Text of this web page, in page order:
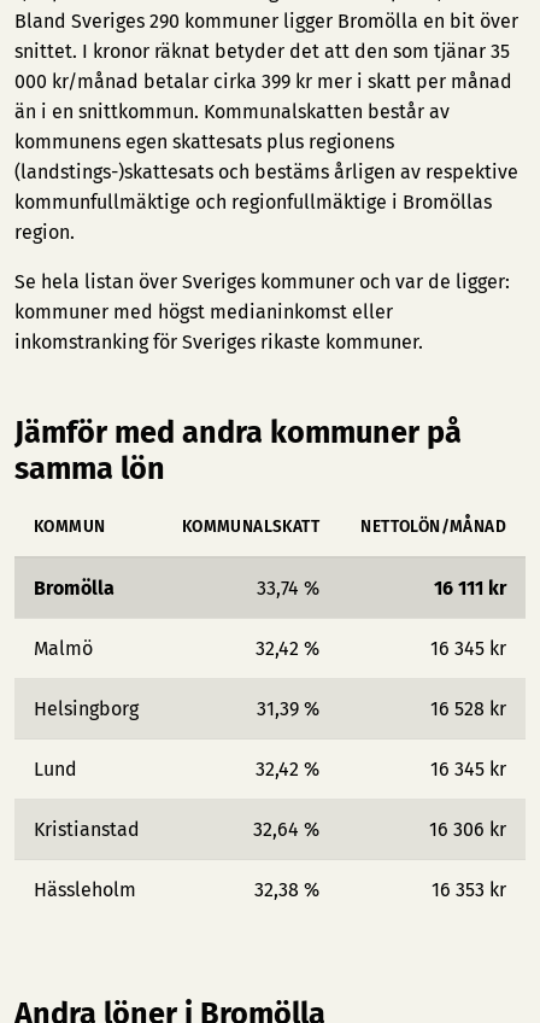
Bland Sveriges 290 kommuner ligger Bromölla en bit över
snittet. I kronor räknat betyder det att den som tjänar 35
000 kr/månad betalar cirka 399 kr mer i skatt per månad
än i en snittkommun. Kommunalskatten består av
kommunens egen skattesats plus regionens
(landstings-)skattesats och bestäms årligen av respektive
kommunfullmäktige och regionfullmäktige i Bromöllas
region.
Se hela listan över Sveriges kommuner och var de ligger:
kommuner med högst medianinkomst eller
inkomstranking för Sveriges rikaste kommuner.
Jämför med andra kommuner på
samma lön
KOMMUN KOMMUNALSKATT NETTOLÖN/MÅNAD
Bromölla 33,74 % 16 111 kr
Malmö 32,42 % 16 345 kr
Helsingborg 31,39 % 16 528 kr
Lund 32,42 % 16 345 kr
Kristianstad 32,64 % 16 306 kr
Hässleholm 32,38 % 16 353 kr
Andra löner i Bromölla